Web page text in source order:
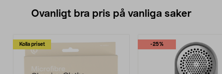
Ovanligt bra pris på vanliga saker
Kolla priset -25%